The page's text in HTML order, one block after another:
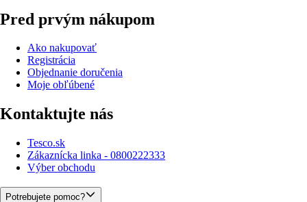
Pred prvým nákupom
Ako nakupovať
Registrácia
Objednanie doručenia
Moje obľúbené
Kontaktujte nás
Tesco.sk
Zákaznícka linka - 0800222333
Výber obchodu
Potrebujete pomoc?